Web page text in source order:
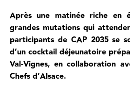
Après une matinée riche en
grandes mutations qui
participants de CAP 2035 se
d’un cocktail déjeunatoire
Val-Vignes, en collaboration
Chefs d’Alsace.